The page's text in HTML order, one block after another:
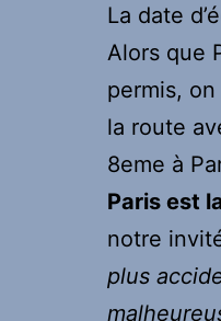
La date
Alors que
permis,
la route
8eme à
Paris est
notre
plus